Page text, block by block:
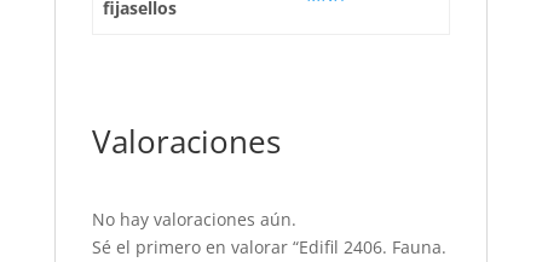
fijasellos
Valoraciones
No hay valoraciones aún.
Sé el primero en valorar “Edifil 2406. Fauna.